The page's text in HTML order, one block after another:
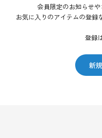
会員限定のお知らせや
お気に入りのアイテムの登録
登録
新